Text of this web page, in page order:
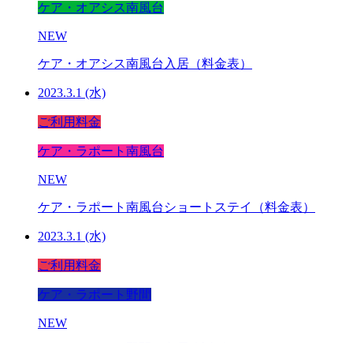
ケア・オアシス南風台
NEW
ケア・オアシス南風台入居（料金表）
2023.3.1 (水)
ご利用料金
ケア・ラポート南風台
NEW
ケア・ラポート南風台ショートステイ（料金表）
2023.3.1 (水)
ご利用料金
ケア・ラポート野間
NEW